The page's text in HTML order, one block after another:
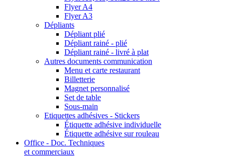
Flyer A4
Flyer A3
Dépliants
Dépliant plié
Dépliant rainé - plié
Dépliant rainé - livré à plat
Autres documents communication
Menu et carte restaurant
Billetterie
Magnet personnalisé
Set de table
Sous-main
Etiquettes adhésives - Stickers
Étiquette adhésive individuelle
Étiquette adhésive sur rouleau
Office - Doc. Techniques
et commerciaux